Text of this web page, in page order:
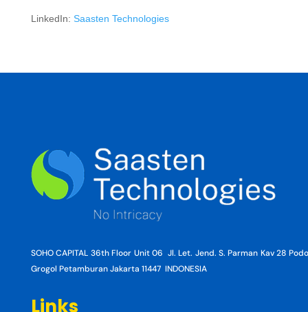
LinkedIn: Saasten Technologies
SOHO CAPITAL 36th Floor Unit 06 Jl. Let. Jend. S. Parman Kav 28
Grogol Petamburan Jakarta 11447 INDONESIA
Links